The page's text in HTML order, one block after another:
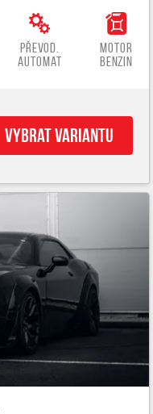
Převod.
automat
Motor
benzin
Vybrat variantu